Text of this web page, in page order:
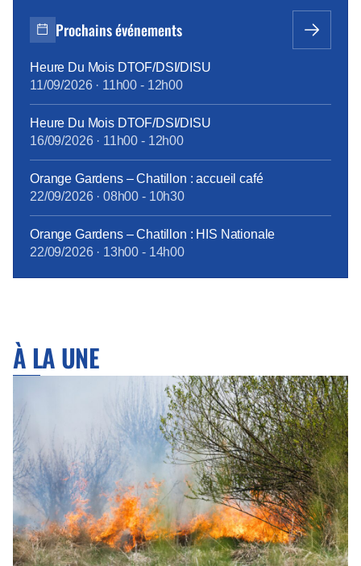
On observe par ailleurs un net ralentissement […]
Prochains événements
Heure Du Mois DTOF/DSI/DISU
11/09/2026· 11h00 - 12h00
Heure Du Mois DTOF/DSI/DISU
16/09/2026· 11h00 - 12h00
Orange Gardens – Chatillon : accueil café
22/09/2026· 08h00 - 10h30
Orange Gardens – Chatillon : HIS Nationale
22/09/2026· 13h00 - 14h00
À LA UNE